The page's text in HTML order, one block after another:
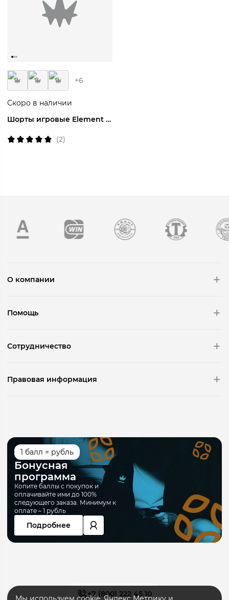
+6
Скоро в наличии
Шорты игровые Element Short
(2)
О компании
Помощь
Сотрудничество
Правовая информация
+7 (800) 222 45 10
1 балл = рубль
Бонусная
программа
Копите баллы с покупок и
оплачивайте ими до 100%
следующего заказа. Минимум к
оплате – 1 рубль
Подробнее